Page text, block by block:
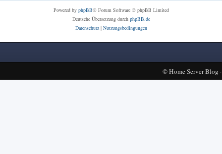
Powered by phpBB® Forum Software © phpBB Limited
Deutsche Übersetzung durch phpBB.de
Datenschutz| Nutzungsbedingungen
©Home Server Blog